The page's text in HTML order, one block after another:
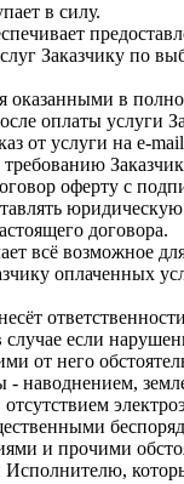
в силу.
Заказчику по
оказанными в
оплаты услуги
от услуги на e-
оферту с
договора.
всё возможное
оплаченных
если
от него
наводнением,
и прочими